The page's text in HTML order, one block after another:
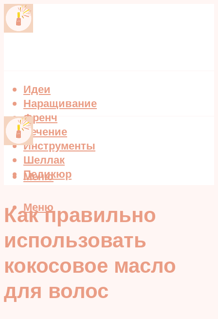
Идеи
Наращивание
Френч
Лечение
Инструменты
Шеллак
Педикюр
Меню
Меню
Как правильно
использовать
кокосовое масло
для волос